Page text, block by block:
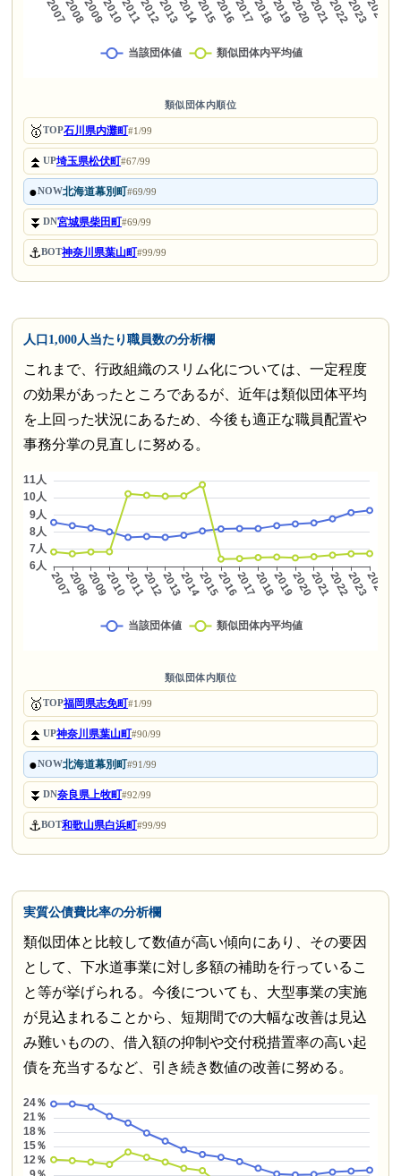
類似団体内順位
🥇TOP石川県内灘町#1/99
⏫UP埼玉県松伏町#67/99
●NOW北海道幕別町#69/99
⏬DN宮城県柴田町#69/99
⚓BOT神奈川県葉山町#99/99
人口1,000人当たり職員数の分析欄
これまで、行政組織のスリム化については、一定程度
の効果があったところであるが、近年は類似団体平均
を上回った状況にあるため、今後も適正な職員配置や
事務分掌の見直しに努める。
類似団体内順位
🥇TOP福岡県志免町#1/99
⏫UP神奈川県葉山町#90/99
●NOW北海道幕別町#91/99
⏬DN奈良県上牧町#92/99
⚓BOT和歌山県白浜町#99/99
実質公債費比率の分析欄
類似団体と比較して数値が高い傾向にあり、その要因
として、下水道事業に対し多額の補助を行っているこ
と等が挙げられる。今後についても、大型事業の実施
が見込まれることから、短期間での大幅な改善は見込
み難いものの、借入額の抑制や交付税措置率の高い起
債を充当するなど、引き続き数値の改善に努める。